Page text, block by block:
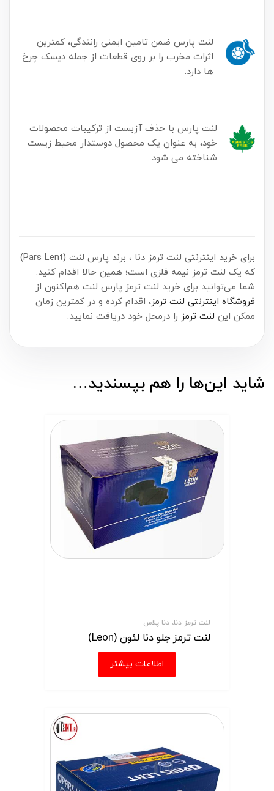
لنت پارس ضمن تامین ایمنی رانندگی، کمترین
اثرات مخرب را بر روی قطعات از جمله دیسک چرخ
ها دارد.
لنت پارس با حذف آزبست از ترکیبات محصولات
خود، به عنوان یک محصول دوستدار محیط زیست
شناخته می شود.
برای خرید اینترنتی لنت ترمز دنا ، برند پارس لنت (Pars Lent)
که یک لنت ترمز نیمه فلزی است؛ همین حالا اقدام کنید.
شما می‌توانید برای خرید لنت ترمز پارس لنت هم‌اکنون از
فروشگاه اینترنتی لنت ترمز، اقدام کرده و در کمترین زمان
ممکن این لنت ترمز را درمحل خود دریافت نمایید.
شاید این‌ها را هم بپسندید…
لنت ترمز دنا، دنا پلاس
لنت ترمز جلو دنا لئون (Leon)
اطلاعات بیشتر